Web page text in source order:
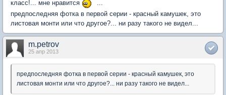
класс!... мне нравится
предпоследняя фотка в первой серии - красный камушек, это
листовая монти или что другое?... ни разу такого не видел...
m.petrov
25 апр 2013
предпоследняя фотка в первой серии - красный камушек, это
листовая монти или что другое?... ни разу такого не видел...